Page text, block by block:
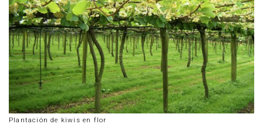
Plantación de kiwis en flor